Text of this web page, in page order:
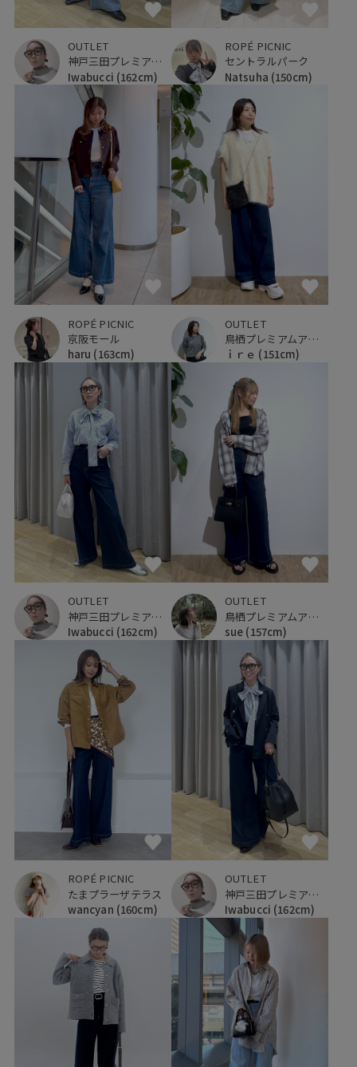
OUTLET
神戸三田プレミアム・アウトレット
Iwabucci (162cm)
ROPÉ PICNIC
セントラルパーク
Natsuha (150cm)
ROPÉ PICNIC
京阪モール
haru (163cm)
OUTLET
鳥栖プレミアムアウトレット
ｉｒｅ (151cm)
OUTLET
神戸三田プレミアム・アウトレット
Iwabucci (162cm)
OUTLET
鳥栖プレミアムアウトレット
sue (157cm)
ROPÉ PICNIC
たまプラーザテラス
wancyan (160cm)
OUTLET
神戸三田プレミアム・アウトレット
Iwabucci (162cm)